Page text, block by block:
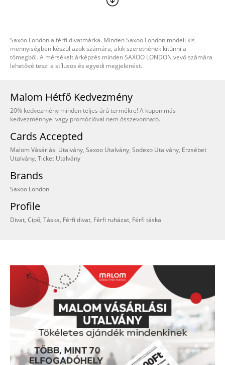
Saxoo London a férfi divatmárka. Minden Saxoo London modell kis
mennyiségben készül azok számára, akik szeretnének kitűnni a
tömegből. A mérsékelt árképzés minden SAXOO LONDON vevő számára
lehetővé teszi a stílusos és egyedi megjelenést.
Malom Hétfő Kedvezmény
20% kedvezmény minden teljes árú termékre! A kupon más
kedvezménnyel vagy promócióval nem összevonható.
Cards Accepted
Malom Vásárlási Utalvány, Saxoo Utalvány, Sodexo Utalvány, Erzsébet
Utalvány, Ticket Utalvány
Brands
Saxoo London
Profile
Divat, Cipő, Táska, Férfi divat, Férfi ruházat, Férfi táska